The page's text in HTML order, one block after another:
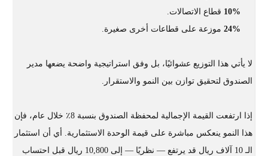
10% قطاع الاتصالات.
24% موزعة على قطاعات أخرى صغيرة.
لا يأتي هذا التوزيع عشوائيًا، بل وفق استراتيجية واضحة يضعها مدير
الصندوق لتحقيق توازن بين النمو والاستقرار.
إذا ارتفعت القيمة الإجمالية لمحفظة الصندوق بنسبة 8٪ خلال عام، فإن
هذا النمو ينعكس مباشرة على قيمة الوحدة الاستثمارية. أي أن استثمار
الـ 10 آلاف ريال قد يرتفع — نظريًا — إلى 10,800 ريال قبل احتساب